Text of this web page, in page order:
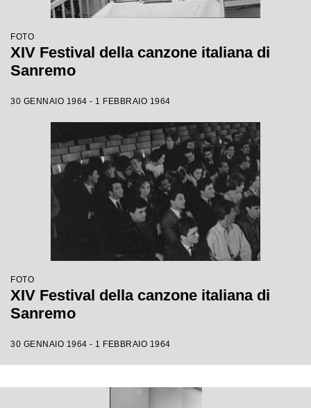
FOTO
XIV Festival della canzone italiana di
Sanremo
30 GENNAIO 1964 - 1 FEBBRAIO 1964
FOTO
XIV Festival della canzone italiana di
Sanremo
30 GENNAIO 1964 - 1 FEBBRAIO 1964